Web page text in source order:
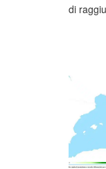
di